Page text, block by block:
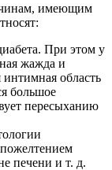
имеющим
При этом у
жажда и
область
большое
пересыханию
печени и т. д.